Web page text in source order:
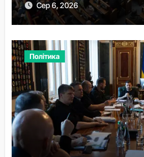
Сер 6, 2026
Політика